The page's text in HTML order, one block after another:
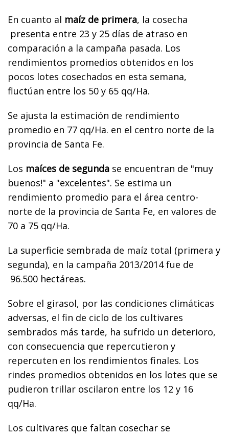
En cuanto al maíz de primera, la cosecha
presenta entre 23 y 25 días de atraso en
comparación a la campaña pasada. Los
rendimientos promedios obtenidos en los
pocos lotes cosechados en esta semana,
fluctúan entre los 50 y 65 qq/Ha.
Se ajusta la estimación de rendimiento
promedio en 77 qq/Ha. en el centro norte de la
provincia de Santa Fe.
Los maíces de segunda se encuentran de "muy
buenos!" a "excelentes". Se estima un
rendimiento promedio para el área centro-
norte de la provincia de Santa Fe, en valores de
70 a 75 qq/Ha.
La superficie sembrada de maíz total (primera y
segunda), en la campaña 2013/2014 fue de
96.500 hectáreas.
Sobre el girasol, por las condiciones climáticas
adversas, el fin de ciclo de los cultivares
sembrados más tarde, ha sufrido un deterioro,
con consecuencia que repercutieron y
repercuten en los rendimientos finales. Los
rindes promedios obtenidos en los lotes que se
pudieron trillar oscilaron entre los 12 y 16
qq/Ha.
Los cultivares que faltan cosechar se